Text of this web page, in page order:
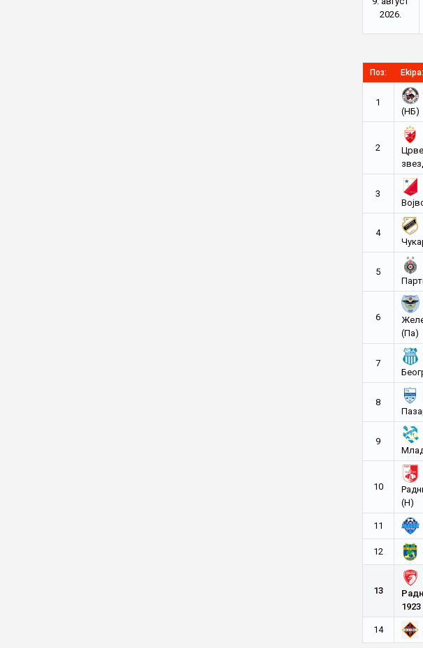
2026.
Поз: Ekipa:
1
(НБ)
2
3
4
5
6
(Па)
7
8
9
10
(Н)
11
12
13
1923
14